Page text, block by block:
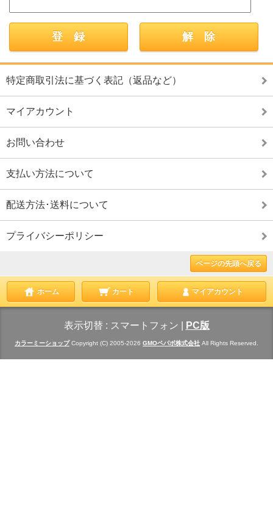
特定商取引法に基づく表記（返品など）
マイアカウント
お問い合わせ
支払い方法について
配送方法･送料について
プライバシーポリシー
ページの先頭へ戻る
ホーム カート マイアカウント
表示切替 : スマートフォン PC版
カラーミーショップCopyright (C) 2005-2026 GMOペパボ株式会社 All Rights Reserved.